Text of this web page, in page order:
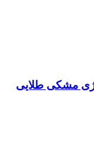
مشکی طلایی